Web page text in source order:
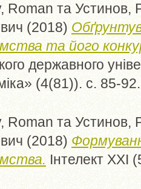
Roman та Устинов,
(2018)
та його
державного
(4(81)). с. 85-
Roman та Устинов,
(2018)
Інтелект ХХІ